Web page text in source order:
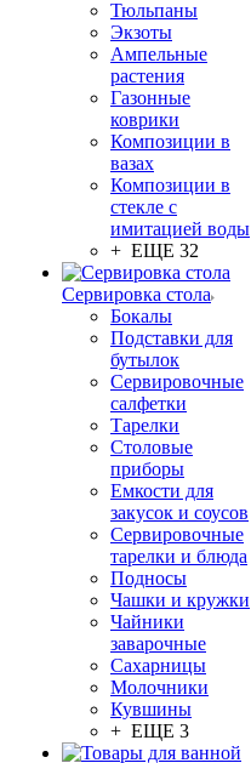
Тюльпаны
Экзоты
Ампельные
растения
Газонные
коврики
Композиции в
вазах
Композиции в
стекле с
имитацией воды
+ ЕЩЕ 32
Сервировка стола
Бокалы
Подставки для
бутылок
Сервировочные
салфетки
Тарелки
Столовые
приборы
Емкости для
закусок и соусов
Сервировочные
тарелки и блюда
Подносы
Чашки и кружки
Чайники
заварочные
Сахарницы
Молочники
Кувшины
+ ЕЩЕ 3